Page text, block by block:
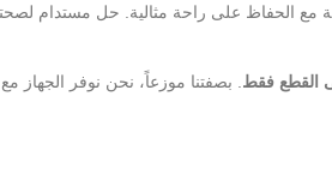
مع الحفاظ على راحة مثالية. حل مستدام
القطع فقط . بصفتنا موزعاً، نحن نوفر الجهاز